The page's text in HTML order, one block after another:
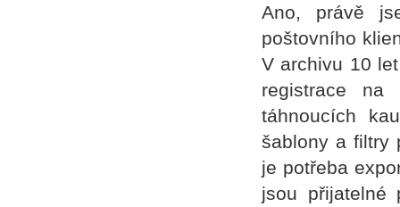
Ano, právě
poštovního
V archivu 10
registrace na
táhnoucích
šablony a filtry
je potřeba
jsou přijatelné